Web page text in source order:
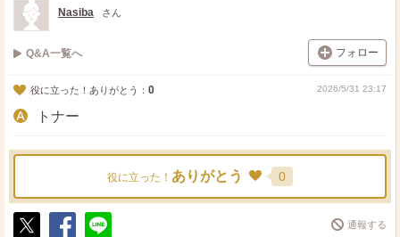
Nasiba さん
Q&A一覧へ フォロー
役に立った！ありがとう： 0 2026/5/31 23:17
トナー
役に立った！ ありがとう 0
通報する